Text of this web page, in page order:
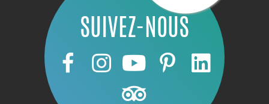
SUIVEZ-NOUS